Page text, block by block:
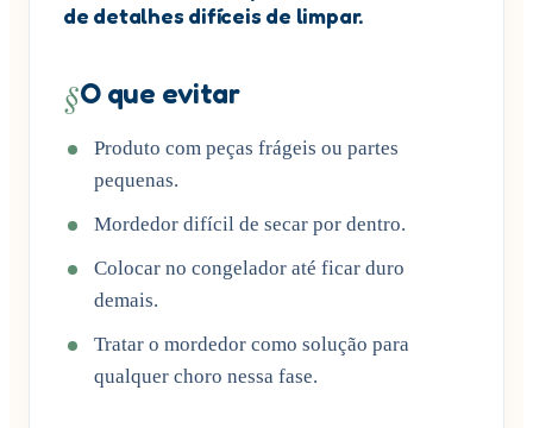
de detalhes difíceis de limpar.
§O que evitar
Produto com peças frágeis ou partes
pequenas.
Mordedor difícil de secar por dentro.
Colocar no congelador até ficar duro
demais.
Tratar o mordedor como solução para
qualquer choro nessa fase.